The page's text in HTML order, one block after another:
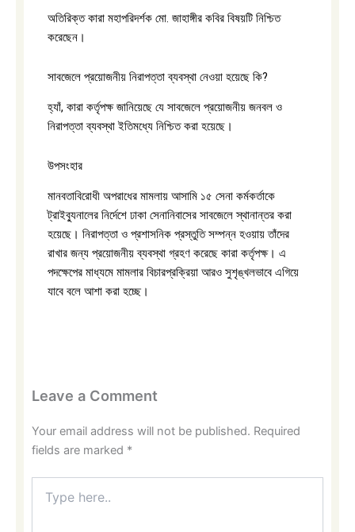
অতিরিক্ত কারা মহাপরিদর্শক মো. জাহাঙ্গীর কবির বিষয়টি নিশ্চিত
করেছেন।
সাবজেলে প্রয়োজনীয় নিরাপত্তা ব্যবস্থা নেওয়া হয়েছে কি?
হ্যাঁ, কারা কর্তৃপক্ষ জানিয়েছে যে সাবজেলে প্রয়োজনীয় জনবল ও
নিরাপত্তা ব্যবস্থা ইতিমধ্যে নিশ্চিত করা হয়েছে।
উপসংহার
মানবতাবিরোধী অপরাধের মামলায় আসামি ১৫ সেনা কর্মকর্তাকে
ট্রাইব্যুনালের নির্দেশে ঢাকা সেনানিবাসের সাবজেলে স্থানান্তর করা
হয়েছে। নিরাপত্তা ও প্রশাসনিক প্রস্তুতি সম্পন্ন হওয়ায় তাঁদের
রাখার জন্য প্রয়োজনীয় ব্যবস্থা গ্রহণ করেছে কারা কর্তৃপক্ষ। এ
পদক্ষেপের মাধ্যমে মামলার বিচারপ্রক্রিয়া আরও সুশৃঙ্খলভাবে এগিয়ে
যাবে বলে আশা করা হচ্ছে।
Leave a Comment
Your email address will not be published. Required
fields are marked *
here..